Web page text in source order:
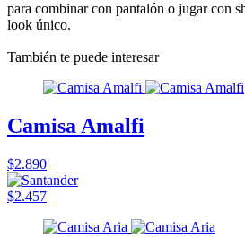
para combinar con pantalón o jugar con
look único.
También te puede interesar
Camisa Amalfi
$2.890
$2.457